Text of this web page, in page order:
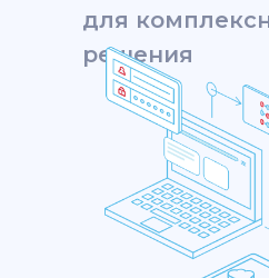
для
решения